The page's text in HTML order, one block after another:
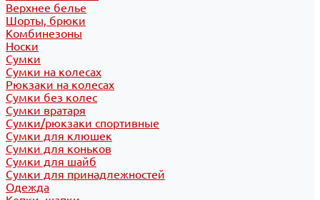
Верхнее белье
Шорты, брюки
Комбинезоны
Носки
Сумки
Сумки на колесах
Рюкзаки на колесах
Сумки без колес
Сумки вратаря
Сумки/рюкзаки спортивные
Сумки для клюшек
Сумки для коньков
Сумки для шайб
Сумки для принадлежностей
Одежда